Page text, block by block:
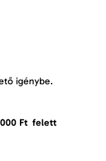
igénybe.
Ft felett